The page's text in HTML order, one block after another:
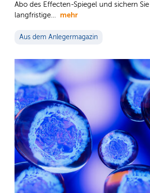
Abo des Effecten-Spiegel und sichern
langfristige… mehr
Aus dem Anlegermagazin